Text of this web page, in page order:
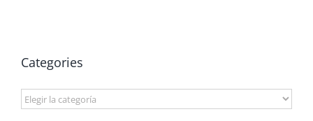
Categories
Categories